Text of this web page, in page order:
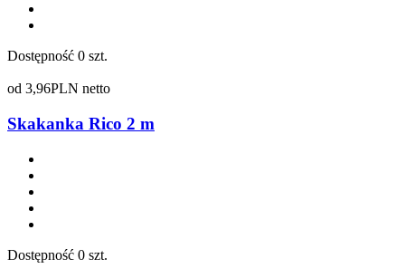
Dostępność 0 szt.
od 3,96PLN netto
Skakanka Rico 2 m
Dostępność 0 szt.